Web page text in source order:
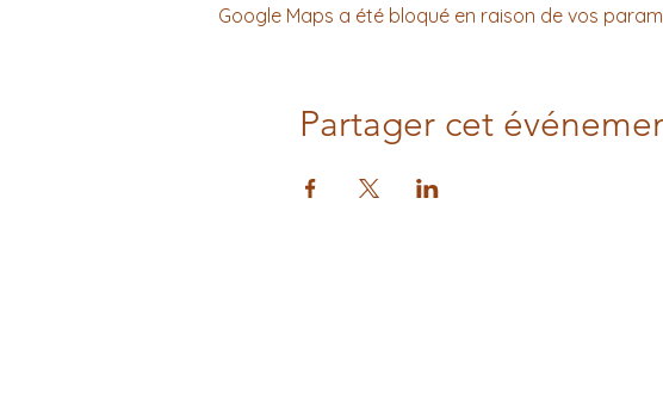
Google Maps a été bloqué en raison de vos
Partager cet